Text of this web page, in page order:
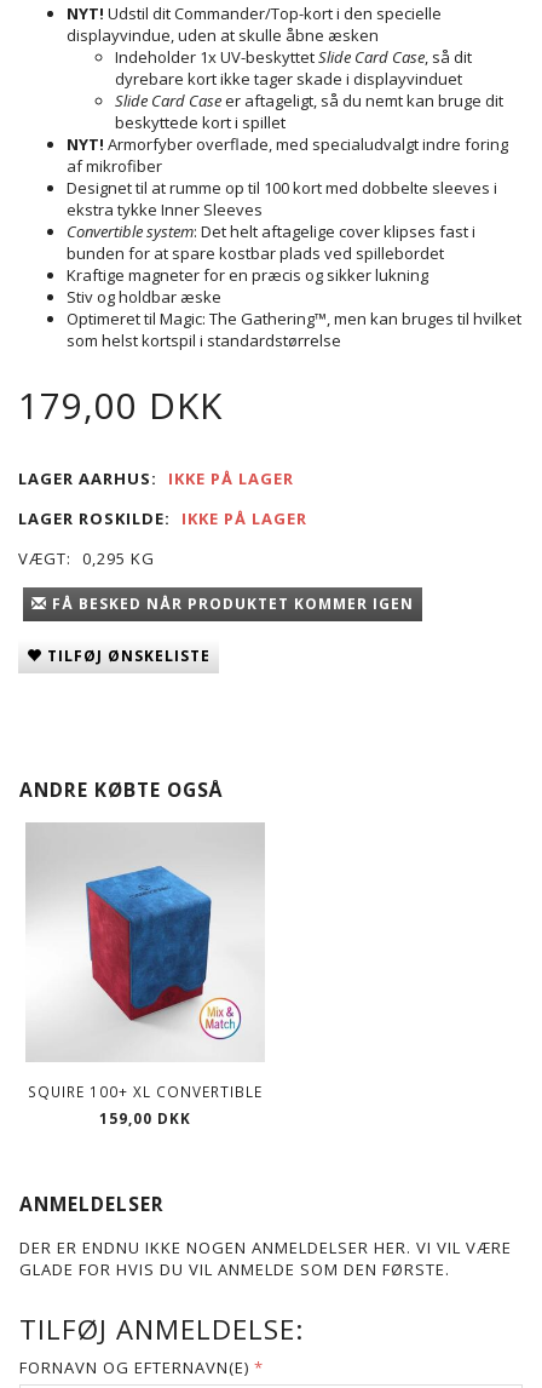
NYT! Udstil dit Commander/Top-kort i den specielle
displayvindue, uden at skulle åbne æsken
Indeholder 1x UV-beskyttetSlide Card Case, så dit
dyrebare kort ikke tager skade i displayvinduet
Slide Card Caseer aftageligt, så du nemt kan bruge dit
beskyttede kort i spillet
NYT! Armorfyber overflade, med specialudvalgt indre foring
af mikrofiber
Designet til at rumme op til 100 kort med dobbelte sleeves i
ekstra tykke Inner Sleeves
Convertible system: Det helt aftagelige cover klipses fast i
bunden for at spare kostbar plads ved spillebordet
Kraftige magneter for en præcis og sikker lukning
Stiv og holdbar æske
Optimeret til Magic: The Gathering™, men kan bruges til hvilket
som helst kortspil i standardstørrelse
179,00 DKK
LAGER AARHUS:
IKKE PÅ LAGER
LAGER ROSKILDE:
IKKE PÅ LAGER
VÆGT:
0,295 KG
FÅ BESKED NÅR PRODUKTET KOMMER IGEN
TILFØJ ØNSKELISTE
ANDRE KØBTE OGSÅ
SQUIRE 100+ XL CONVERTIBLE
159,00 DKK
ANMELDELSER
DER ER ENDNU IKKE NOGEN ANMELDELSER HER. VI VIL VÆRE
GLADE FOR HVIS DU VIL ANMELDE SOM DEN FØRSTE.
TILFØJ ANMELDELSE:
FORNAVN OG EFTERNAVN(E)